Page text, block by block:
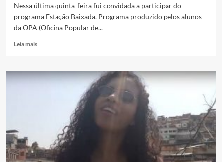
Nessa última quinta-feira fui convidada a participar do
programa Estação Baixada. Programa produzido pelos alunos
da OPA (Oficina Popular de...
Leia maisRead
Participação
no